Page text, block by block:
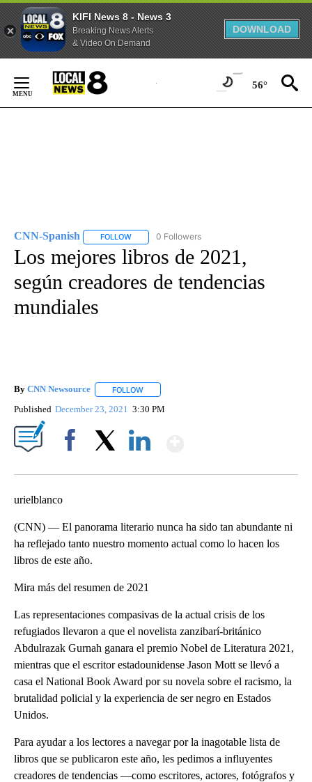
KIFI News 8 - News 3
Breaking News Alerts
& Video On Demand
DOWNLOAD
Content
56°
CNN-Spanish FOLLOW FOLLOW "CNN-SPANISH" TO RECEIVE
0 Followers
Los mejores libros de 2021,
según creadores de tendencias
mundiales
By CNN Newsource FOLLOW
Published December 23, 2021 3:30 PM
urielblanco
(CNN) — El panorama literario nunca ha sido tan abundante ni
ha reflejado tanto nuestro momento actual como lo hacen los
libros de este año.
Mira más del resumen de 2021
Las representaciones compasivas de la actual crisis de los
refugiados llevaron a que el novelista zanzibarí-británico
Abdulrazak Gurnah ganara el premio Nobel de Literatura 2021,
mientras que el escritor estadounidense Jason Mott se llevó a
casa el National Book Award por su novela sobre el racismo, la
brutalidad policial y la experiencia de ser negro en Estados
Unidos.
Para ayudar a los lectores a navegar por la inagotable lista de
libros que se publicaron este año, les pedimos a influyentes
creadores de tendencias ––como escritores, actores, fotógrafos y